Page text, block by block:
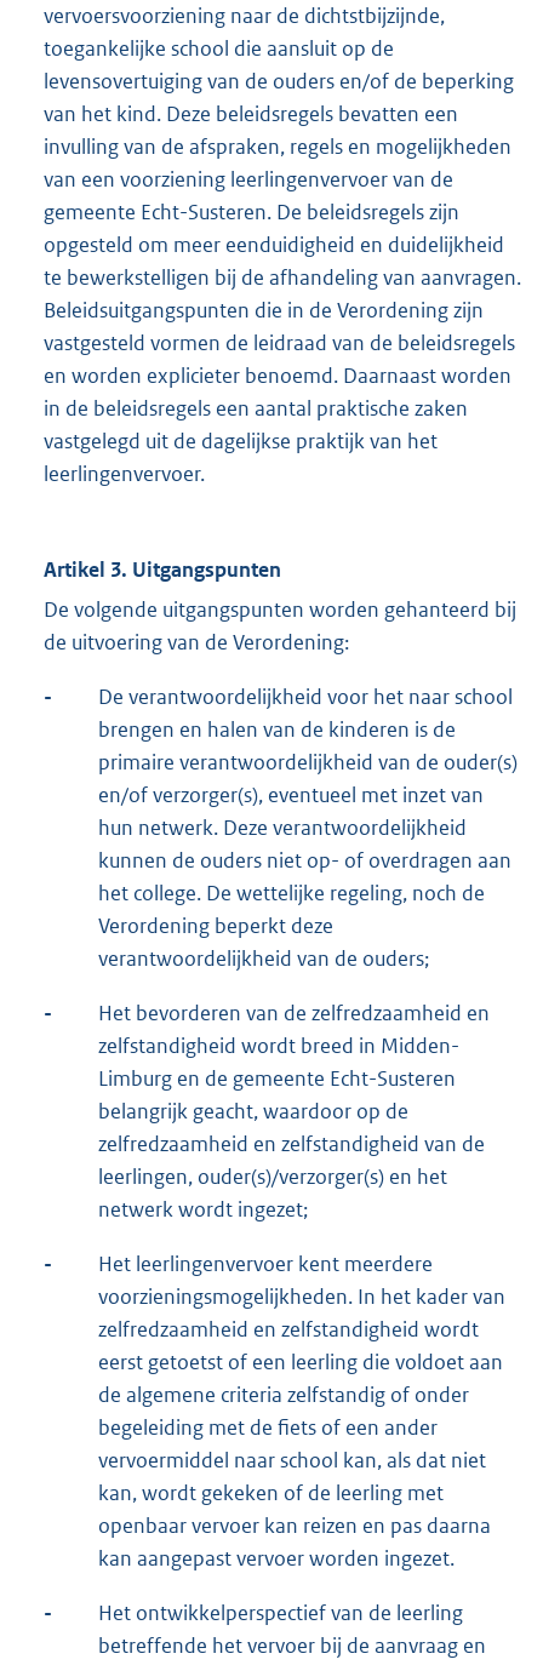
vervoersvoorziening naar de dichtstbijzijnde,
toegankelijke school die aansluit op de
levensovertuiging van de ouders en/of de beperking
van het kind. Deze beleidsregels bevatten een
invulling van de afspraken, regels en mogelijkheden
van een voorziening leerlingenvervoer van de
gemeente Echt-Susteren. De beleidsregels zijn
opgesteld om meer eenduidigheid en duidelijkheid
te bewerkstelligen bij de afhandeling van aanvragen.
Beleidsuitgangspunten die in de Verordening zijn
vastgesteld vormen de leidraad van de beleidsregels
en worden explicieter benoemd. Daarnaast worden
in de beleidsregels een aantal praktische zaken
vastgelegd uit de dagelijkse praktijk van het
leerlingenvervoer.
Artikel 3. Uitgangspunten
De volgende uitgangspunten worden gehanteerd bij
de uitvoering van de Verordening:
-
De verantwoordelijkheid voor het naar school
brengen en halen van de kinderen is de
primaire verantwoordelijkheid van de ouder(s)
en/of verzorger(s), eventueel met inzet van
hun netwerk. Deze verantwoordelijkheid
kunnen de ouders niet op- of overdragen aan
het college. De wettelijke regeling, noch de
Verordening beperkt deze
verantwoordelijkheid van de ouders;
-
Het bevorderen van de zelfredzaamheid en
zelfstandigheid wordt breed in Midden-
Limburg en de gemeente Echt-Susteren
belangrijk geacht, waardoor op de
zelfredzaamheid en zelfstandigheid van de
leerlingen, ouder(s)/verzorger(s) en het
netwerk wordt ingezet;
-
Het leerlingenvervoer kent meerdere
voorzieningsmogelijkheden. In het kader van
zelfredzaamheid en zelfstandigheid wordt
eerst getoetst of een leerling die voldoet aan
de algemene criteria zelfstandig of onder
begeleiding met de fiets of een ander
vervoermiddel naar school kan, als dat niet
kan, wordt gekeken of de leerling met
openbaar vervoer kan reizen en pas daarna
kan aangepast vervoer worden ingezet.
-
Het ontwikkelperspectief van de leerling
betreffende het vervoer bij de aanvraag en